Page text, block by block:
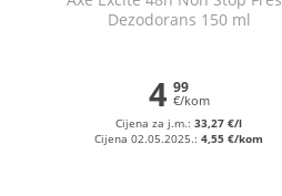
Dezodorans 150 ml
4 99
€/kom
Cijena za j.m.:33,27 €/l
Cijena 02.05.2025.:4,55 €/kom